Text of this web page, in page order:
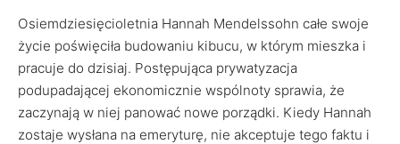
Osiemdziesięcioletnia Hannah Mendelssohn całe swoje
życie poświęciła budowaniu kibucu, w którym mieszka i
pracuje do dzisiaj. Postępująca prywatyzacja
podupadającej ekonomicznie wspólnoty sprawia, że
zaczynają w niej panować nowe porządki. Kiedy Hannah
zostaje wysłana na emeryturę, nie akceptuje tego faktu i